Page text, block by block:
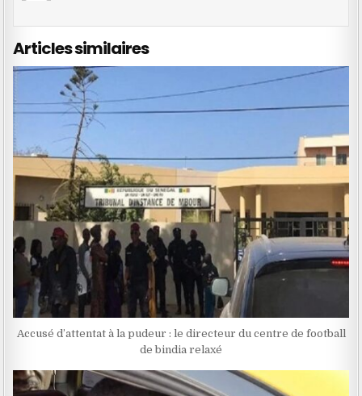
Articles similaires
Accusé d’attentat à la pudeur : le directeur du centre de football
de bindia relaxé